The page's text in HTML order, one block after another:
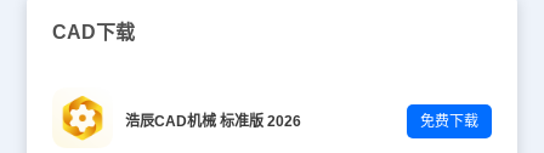
CAD下载
浩辰CAD机械 标准版 2026 免费下载